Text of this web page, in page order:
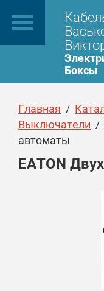
Боксы
Главная
  /
Выключатели
  /
автоматы
EATON